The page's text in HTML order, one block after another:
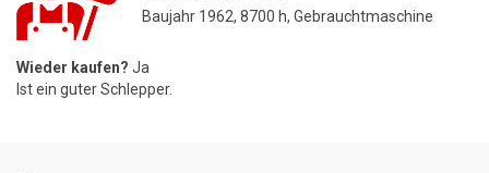
Baujahr 1962, 8700 h, Gebrauchtmaschine
Wieder kaufen? Ja
Ist ein guter Schlepper.